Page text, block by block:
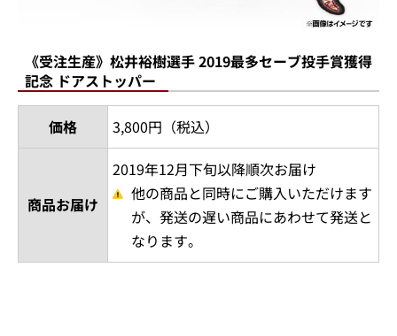
《受注生産》松井裕樹選手 2019最多セーブ投手賞獲得
記念 ドアストッパー
価格 3,800円（税込）
商品お届け
2019年12月下旬以降順次お届け
他の商品と同時にご購入いただけます
が、発送の遅い商品にあわせて発送と
なります。